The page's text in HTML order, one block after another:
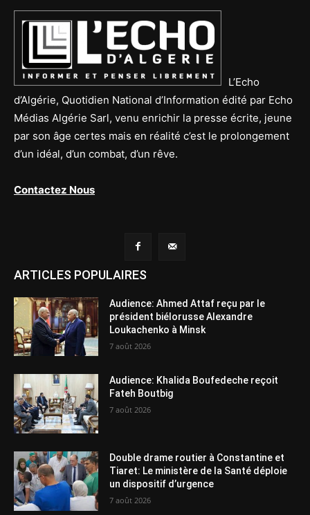
L’Echo
d’Algérie, Quotidien National d’Information édité par Echo
Médias Algérie Sarl, venu enrichir la presse écrite, jeune
par son âge certes mais en réalité c’est le prolongement
d’un idéal, d’un combat, d’un rêve.
Contactez Nous
ARTICLES POPULAIRES
Audience: Ahmed Attaf reçu par le
président biélorusse Alexandre
Loukachenko à Minsk
7 août 2026
Audience: Khalida Boufedeche reçoit
Fateh Boutbig
7 août 2026
Double drame routier à Constantine et
Tiaret: Le ministère de la Santé déploie
un dispositif d’urgence
7 août 2026